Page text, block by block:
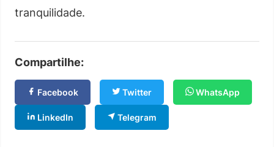
tranquilidade.
Compartilhe:
Facebook Twitter WhatsApp
LinkedIn Telegram